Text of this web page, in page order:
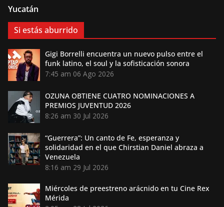
Yucatán
Si estás aburrido
Gigi Borrelli encuentra un nuevo pulso entre el
funk latino, el soul y la sofisticación sonora
7:45 am 06 Ago 2026
OZUNA OBTIENE CUATRO NOMINACIONES A
PREMIOS JUVENTUD 2026
8:26 am 30 Jul 2026
“Guerrera”: Un canto de Fe, esperanza y
solidaridad en el que Chirstian Daniel abraza a
Venezuela
8:16 am 29 Jul 2026
Miércoles de preestreno arácnido en tu Cine Rex
Mérida